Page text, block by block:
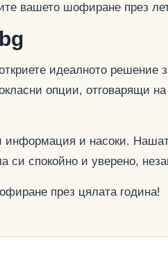
вашето шофиране през
идеалното
опции, отговарящи
информация и насоки.
си спокойно и уверено,
през цялата година!